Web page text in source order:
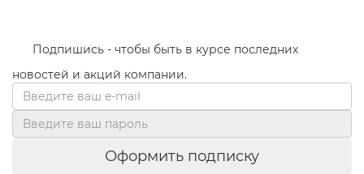
Подпишись - чтобы быть в курсе последних
новостей и акций компании.
Оформить подписку